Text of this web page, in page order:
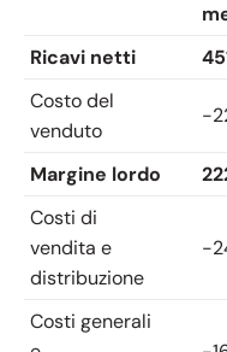
Ricavi netti
Costo del
venduto
-
Margine lordo
Costi di
vendita e
distribuzione
-
Costi generali